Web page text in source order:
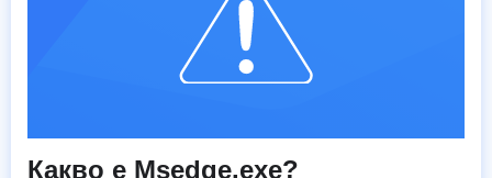
Какво е Msedge.exe?